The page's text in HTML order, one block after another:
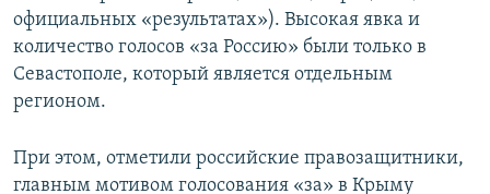
официальных «результатах»). Высокая явка и
количество голосов «за Россию» были только в
Севастополе, который является отдельным
регионом.
При этом, отметили российские правозащитники,
главным мотивом голосования «за» в Крыму